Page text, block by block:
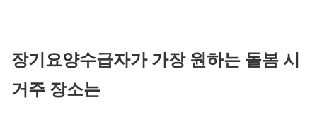
장기요양수급자가 가장 원하는 돌봄 시
거주 장소는